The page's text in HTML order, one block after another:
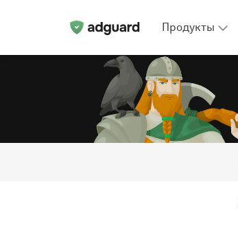
Продукты